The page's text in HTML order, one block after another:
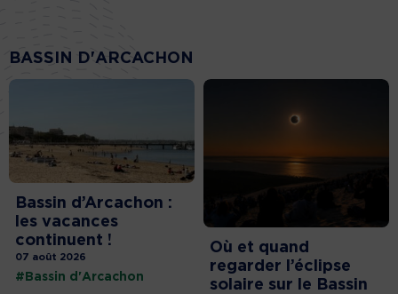
BASSIN D'ARCACHON
Bassin d’Arcachon :
les vacances
continuent !
07 août 2026
#Bassin d'Arcachon
Où et quand
regarder l’éclipse
solaire sur le Bassin